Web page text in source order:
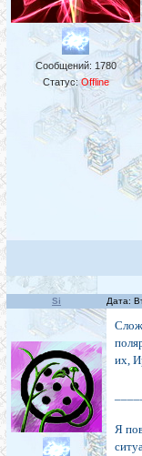
Сообщений: 1780
Статус:Offline
Si Дата:
их,
Я